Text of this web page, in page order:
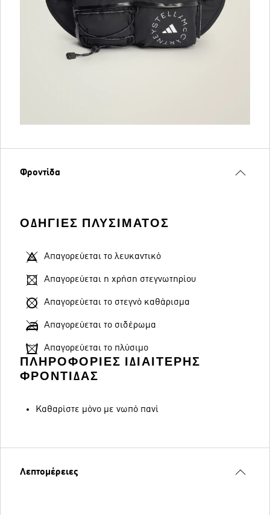
Φροντίδα
ΟΔΗΓΊΕΣ ΠΛΥΣΊΜΑΤΟΣ
Απαγορεύεται το λευκαντικό
Απαγορεύεται η χρήση στεγνωτηρίου
Απαγορεύεται το στεγνό καθάρισμα
Απαγορεύεται το σιδέρωμα
Απαγορεύεται το πλύσιμο
ΠΛΗΡΟΦΟΡΊΕΣ ΙΔΙΑΊΤΕΡΗΣ
ΦΡΟΝΤΊΔΑΣ
Καθαρίστε μόνο με νωπό πανί
Λεπτομέρειες